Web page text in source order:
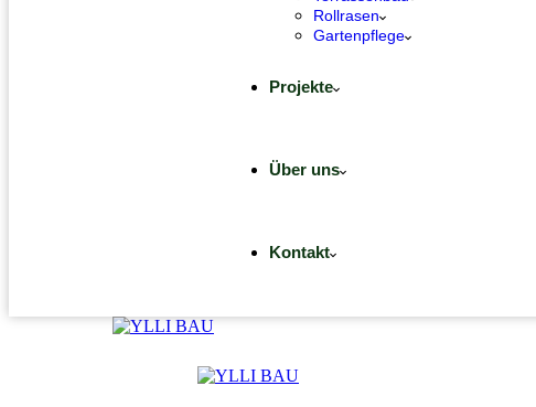
Rollrasen
Gartenpflege
Projekte
Über uns
Kontakt